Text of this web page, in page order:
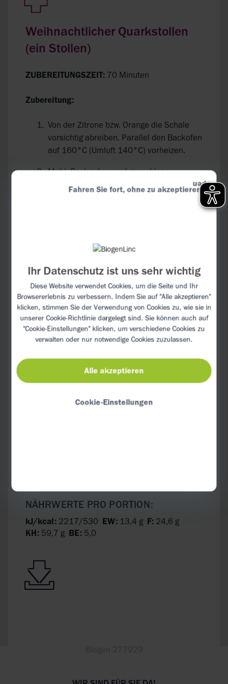
Ihr Datenschutz ist uns sehr wichtig
Diese Website verwendet Cookies, um die Seite und Ihr
Browsererlebnis zu verbessern. Indem Sie auf "Alle akzeptieren"
klicken, stimmen Sie der Verwendung von Cookies zu, wie sie in
unsererCookie-Richtliniedargelegt sind. Sie können auch auf
"Cookie-Einstellungen" klicken, um verschiedene Cookies zu
verwalten oder nur notwendige Cookies zuzulassen.
Alle akzeptieren
Cookie-Einstellungen
Fahren Sie fort, ohne zu akzeptieren
Weihnachtlicher Quarkstollen
(ein Stollen)
ZUBEREITUNGSZEIT: 70 Minuten
Zubereitung:
Von der Zitrone bzw. Orange die Schale
vorsichtig abreiben. Parallel den Backofen
auf 160°C (Umluft 140°C) vorheizen.
Mehl, Backpulver und gemahlene
Mandeln mischen. Zucker, Butter,
Zitronenabrieb und Quark hinzufügen. Die
klebrig, fügen Sie noch etwas Mehl hinzu,
Teig auf dem Backblech zu einem ovalen
Stollen formen und für etwa 60 Min.
backen.
Stollen nach dem Backen nach
Geschmack mit Puderzucker bestäuben.
NÄHRWERTE PRO PORTION:
kJ/kcal:2217/530 EW:13,4 g F:24,6 g
KH:59,7 g BE:5,0